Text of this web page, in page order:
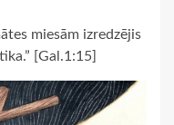
miesām izredzējis
[Gal.1:15]